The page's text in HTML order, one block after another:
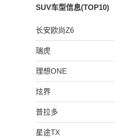
SUV车型信息(TOP10)
长安欧尚Z6
瑞虎
理想ONE
炫界
普拉多
星途TX